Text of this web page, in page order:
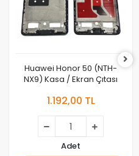
Huawei Honor 50 (NTH-
NX9) Kasa / Ekran Çıtası
1.192,00 TL
Adet